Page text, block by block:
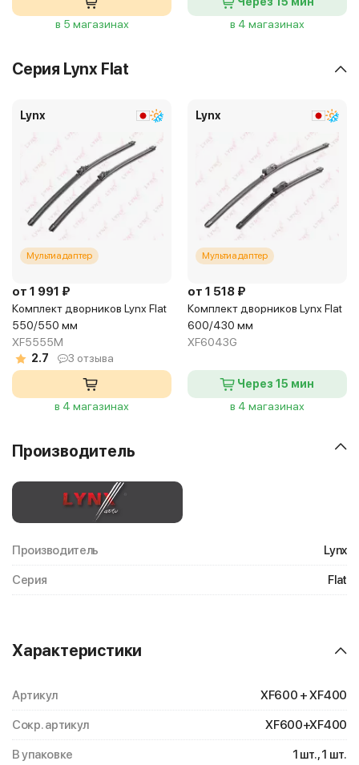
в 5 магазинах
в 4 магазинах
Серия Lynx Flat
Lynx
Мультиадаптер
от 1 991 ₽
Комплект дворников Lynx Flat
550/550 мм
XF5555M
2.7
3 отзыва
в 4 магазинах
Lynx
Мультиадаптер
от 1 518 ₽
Комплект дворников Lynx Flat
600/430 мм
XF6043G
Через 15 мин
в 4 магазинах
Производитель
Производитель Lynx
Серия Flat
Характеристики
Артикул XF600 + XF400
Сокр. артикул XF600+XF400
В упаковке 1 шт., 1 шт.